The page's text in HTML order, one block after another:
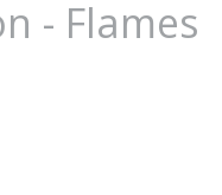
- Flames